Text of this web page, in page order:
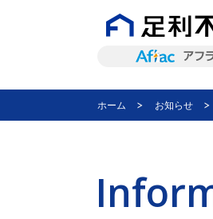
ホーム お知らせ